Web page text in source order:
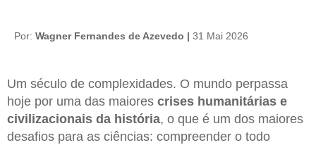
Por: Wagner Fernandes de Azevedo | 31 Mai 2026
Um século de complexidades. O mundo perpassa
hoje por uma das maiores crises humanitárias e
civilizacionais da história, o que é um dos maiores
desafios para as ciências: compreender o todo